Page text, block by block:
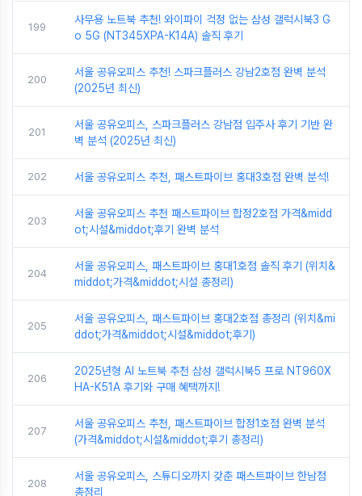
199
사무용 노트북 추천! 와이파이 걱정 없는 삼성 갤럭시북3 G
o 5G (NT345XPA-K14A) 솔직 후기
200
서울 공유오피스 추천! 스파크플러스 강남2호점 완벽 분석
(2025년 최신)
201
서울 공유오피스, 스파크플러스 강남점 입주사 후기 기반 완
벽 분석 (2025년 최신)
202 서울 공유오피스 추천, 패스트파이브 홍대3호점 완벽 분석!
203
서울 공유오피스 추천 패스트파이브 합정2호점 가격&midd
ot;시설&middot;후기 완벽 분석
204
서울 공유오피스, 패스트파이브 홍대1호점 솔직 후기 (위치&
middot;가격&middot;시설 총정리)
205
서울 공유오피스, 패스트파이브 홍대2호점 총정리 (위치&mi
ddot;가격&middot;시설&middot;후기)
206
2025년형 AI 노트북 추천 삼성 갤럭시북5 프로 NT960X
HA-K51A 후기와 구매 혜택까지!
207
서울 공유오피스 추천, 패스트파이브 합정1호점 완벽 분석
(가격&middot;시설&middot;후기 총정리)
208
서울 공유오피스, 스튜디오까지 갖춘 패스트파이브 한남점
총정리